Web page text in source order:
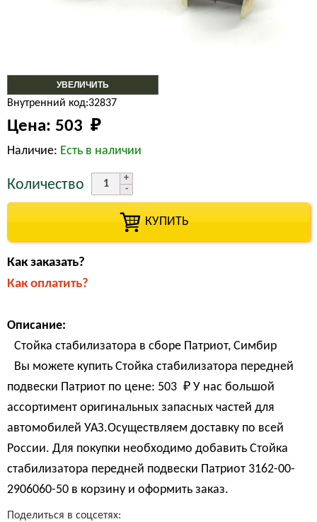
УВЕЛИЧИТЬ
Внутренний код:32837
Цена: 503 ₽
Наличие: Есть в наличии
Количество
КУПИТЬ
Как заказать?
Как оплатить?
Описание:
Стойка стабилизатора в сборе Патриот, Симбир
Вы можете купить Стойка стабилизатора передней
подвески Патриот по цене: 503 ₽ У нас большой
ассортимент оригинальных запасных частей для
автомобилей УАЗ.Осуществляем доставку по всей
России. Для покупки необходимо добавить Стойка
стабилизатора передней подвески Патриот 3162-00-
2906060-50 в корзину и оформить заказ.
Поделиться в соцсетях: